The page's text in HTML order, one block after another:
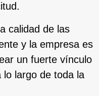
calidad de las
y la empresa es
un fuerte vínculo
lo largo de toda la